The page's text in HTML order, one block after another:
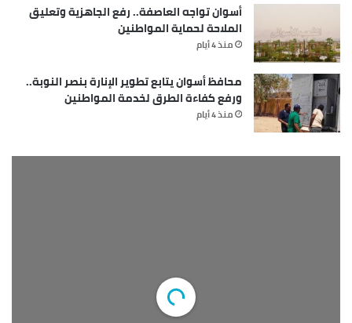
أسوان تواجه العاصفة.. رفع الجاهزية وتعليق
الملاحة لحماية المواطنين
منذ 4 أيام
محافظ أسوان يتابع تطوير الإنارة بنصر النوبة..
ورفع كفاءة الطرق لخدمة المواطنين
منذ 4 أيام